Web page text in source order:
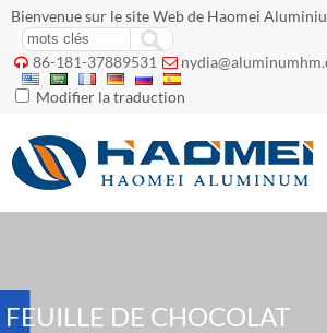
Bienvenue sur le site Web de Haomei
 86-181-37889531 
Modifier la traduction
FEUILLE DE CHOCOLAT